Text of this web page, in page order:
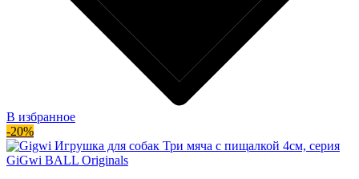
В избранное
-20%